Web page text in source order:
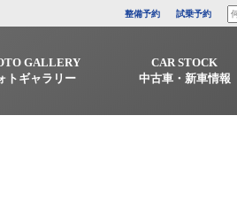
整備予約 試乗予約
GALLERY
トギャラリー
CAR STOCK
中古車・新車情報